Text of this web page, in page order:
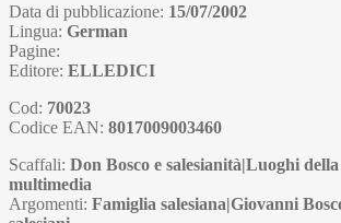
Data di pubblicazione: 15/07/2002
Lingua: German
Pagine:
Editore: ELLEDICI
Cod: 70023
Codice EAN: 8017009003460
Scaffali: Don Bosco e salesianità|Luoghi
multimedia
Argomenti: Famiglia salesiana|Giovanni